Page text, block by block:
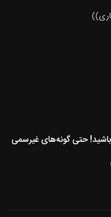
حتی گونه‌های غیرسمی